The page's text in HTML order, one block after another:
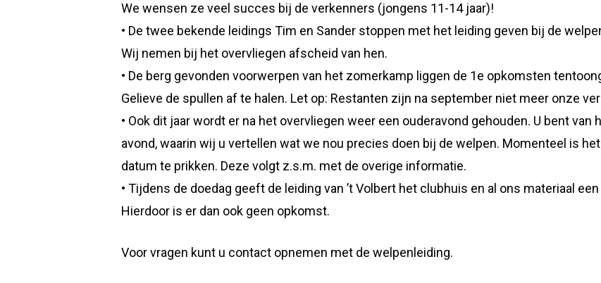
We wensen ze veel succes bij de verkenners (jongens 11-14 jaar)!
• De twee bekende leidings Tim en Sander stoppen met het leiding geven bij de
Wij nemen bij het overvliegen afscheid van hen.
• De berg gevonden voorwerpen van het zomerkamp liggen de 1e opkomsten
Gelieve de spullen af te halen. Let op: Restanten zijn na september niet meer onze
• Ook dit jaar wordt er na het overvliegen weer een ouderavond gehouden. U bent van
avond, waarin wij u vertellen wat we nou precies doen bij de welpen. Momenteel is
datum te prikken. Deze volgt z.s.m. met de overige informatie.
• Tijdens de doedag geeft de leiding van ’t Volbert het clubhuis en al ons materiaal
Hierdoor is er dan ook geen opkomst.
Voor vragen kunt u contact opnemen met de welpenleiding.